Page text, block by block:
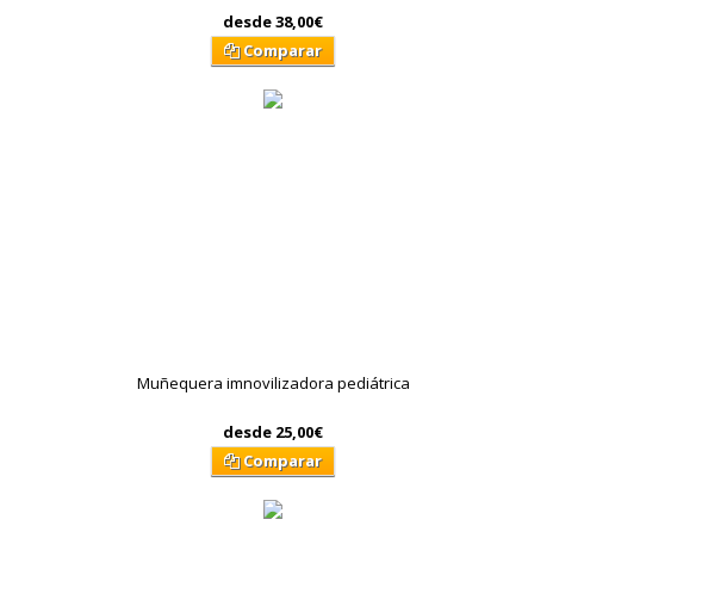
desde38,00€
Comparar
Muñequera imnovilizadora pediátrica
desde 25,00€
Comparar